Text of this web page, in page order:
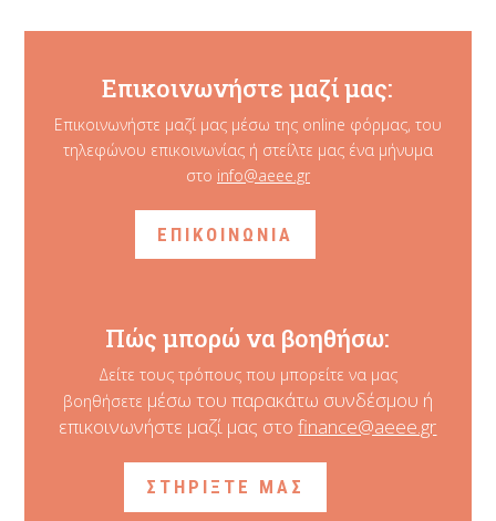
Επικοινωνήστε μαζί μας:
Επικοινωνήστε μαζί μας μέσω της online φόρμας, του
τηλεφώνου επικοινωνίας ή στείλτε μας ένα μήνυμα
στο info@aeee.gr
ΕΠΙΚΟΙΝΩΝΙΑ
Πώς μπορώ να βοηθήσω:
Δείτε τους τρόπους που μπορείτε να μας
βοηθήσετε μέσω του παρακάτω συνδέσμου ή
επικοινωνήστε μαζί μας στοfinance@aeee.gr
ΣΤΗΡΙΞΤΕ ΜΑΣ